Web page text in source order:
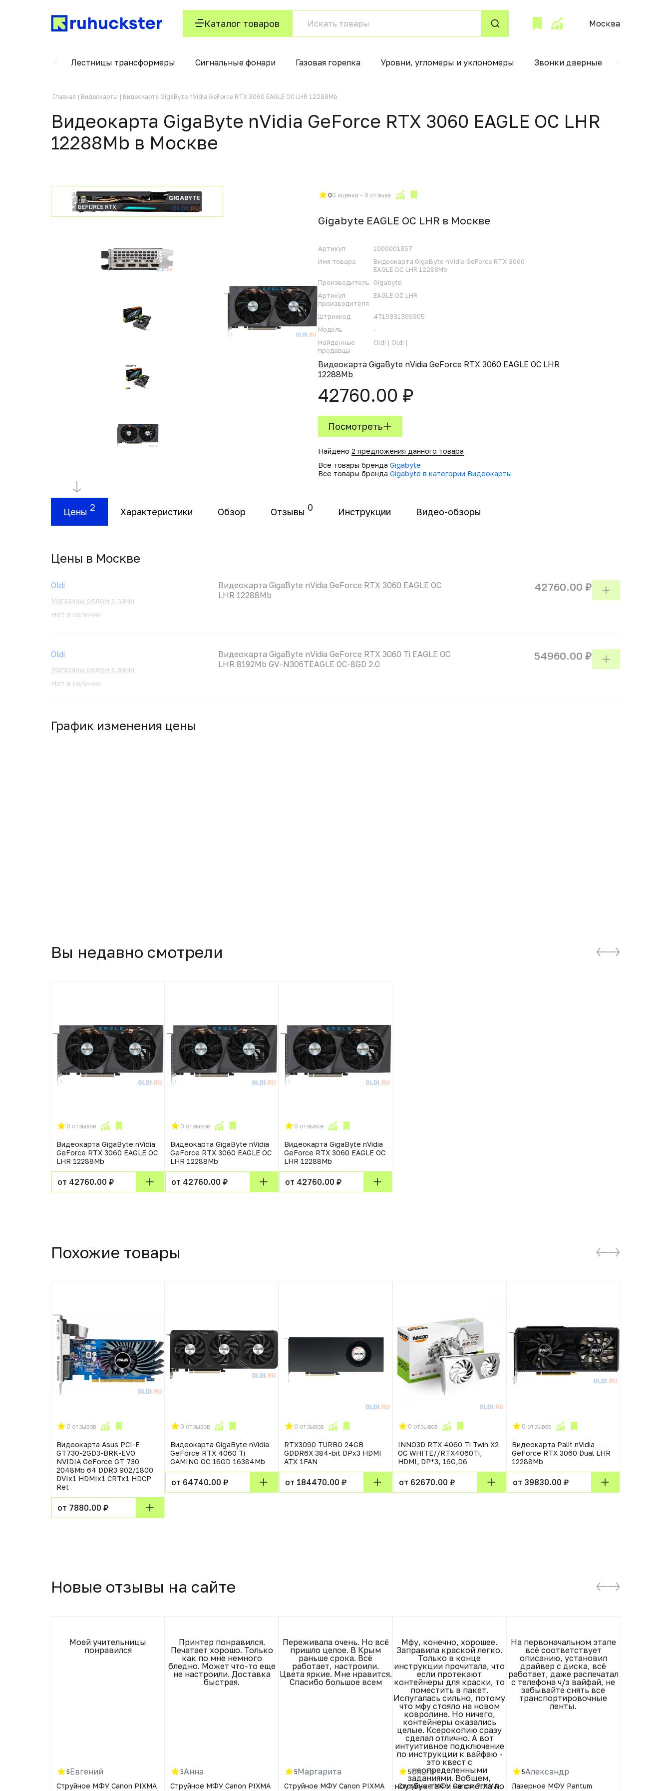
Каталог товаров Москва
Лестницы трансформеры Сигнальные фонари Газовая горелка Уровни, угломеры и уклономеры Звонки дверные
Главная Видеокарты Видеокарта GigaByte nVidia GeForce RTX 3060 EAGLE OC LHR 12288Mb
Видеокарта GigaByte nVidia GeForce RTX 3060 EAGLE OC LHR
12288Mb в Москвe
00 оценки - 0 отзыва
Gigabyte EAGLE OC LHR в Москвe
Артикул
1000001857
Имя товара
Видеокарта GigaByte nVidia GeForce RTX 3060
EAGLE OC LHR 12288Mb
Производитель
Gigabyte
Артикул
производителя
EAGLE OC LHR
Штрихкод
4719331309305
Модель
-
Найденные
продавцы
Oldi | Oldi |
Видеокарта GigaByte nVidia GeForce RTX 3060 EAGLE OC LHR
12288Mb
42760.00 ₽
Посмотреть
Найдено 2 предложения данного товара
Все товары бренда Gigabyte
Все товары бренда Gigabyte в категории Видеокарты
Цены 2 Характеристики Обзор Отзывы 0 Инструкции Видео-обзоры
Цены в Москвe
Oldi
Магазины рядом с вами
Нет в наличии
Видеокарта GigaByte nVidia GeForce RTX 3060 EAGLE OC
LHR 12288Mb
42760.00 ₽
Oldi
Магазины рядом с вами
Нет в наличии
Видеокарта GigaByte nVidia GeForce RTX 3060 Ti EAGLE OC
LHR 8192Mb GV-N306TEAGLE OC-8GD 2.0
54960.00 ₽
График изменения цены
Вы недавно смотрели
0 отзывов
Видеокарта GigaByte nVidia
GeForce RTX 3060 EAGLE OC
LHR 12288Mb
от 42760.00 ₽
0 отзывов
Видеокарта GigaByte nVidia
GeForce RTX 3060 EAGLE OC
LHR 12288Mb
от 42760.00 ₽
0 отзывов
Видеокарта GigaByte nVidia
GeForce RTX 3060 EAGLE OC
LHR 12288Mb
от 42760.00 ₽
Похожие товары
0 отзывов
Видеокарта Asus PCI-E
GT730-2GD3-BRK-EVO
NVIDIA GeForce GT 730
2048Mb 64 DDR3 902/1800
DVIx1 HDMIx1 CRTx1 HDCP
Ret
от 7880.00 ₽
0 отзывов
Видеокарта GigaByte nVidia
GeForce RTX 4060 Ti
GAMING OC 16GD 16384Mb
от 64740.00 ₽
0 отзывов
RTX3090 TURBO 24GB
GDDR6X 384-bit DPx3 HDMI
ATX 1FAN
от 184470.00 ₽
0 отзывов
INNO3D RTX 4060 Ti Twin X2
OC WHITE//RTX4060Ti,
HDMI, DP*3, 16G,D6
от 62670.00 ₽
0 отзывов
Видеокарта Palit nVidia
GeForce RTX 3060 Dual LHR
12288Mb
от 39830.00 ₽
Новые отзывы на сайте
Моей учительницы
понравился
5Евгений
Струйное МФУ Canon PIXMA
Принтер понравился.
Печатает хорошо. Только
как по мне немного
бледно. Может что-то еще
не настроили. Доставка
быстрая.
5Анна
Струйное МФУ Canon PIXMA
Переживала очень. Но всё
пришло целое. В Крым
раньше срока. Всё
работает, настроили.
Цвета яркие. Мне нравится.
Спасибо большое всем
5Маргарита
Струйное МФУ Canon PIXMA
Мфу, конечно, хорошее.
Заправила краской легко.
Только в конце
инструкции прочитала, что
если протекают
контейнеры для краски, то
поместить в пакет.
Испугалась сильно, потому
что мфу стояло на новом
ковролине. Но ничего,
контейнеры оказались
целые. Ксерокопию сразу
сделал отлично. А вот
интуитивное подключение
по инструкции к вайфаю -
это квест с
неопределенными
заданиями. Вобщем,
ноутбук так и не смогла по
5Ольга
Струйное МФУ Canon PIXMA
На первоначальном этапе
всё соответствует
описанию, установил
драйвер с диска, всё
работает, даже распечатал
с телефона ч/з вайфай, не
забывайте снять все
транспортировочные
ленты.
5Александр
Лазерное МФУ Pantum